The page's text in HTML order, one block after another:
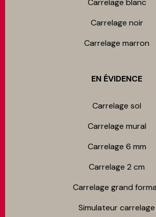
Carrelage blanc
Carrelage noir
Carrelage marron
EN ÉVIDENCE
Carrelage sol
Carrelage mur​al
Carrelage 6 mm
Carrelage 2 cm
Carrelage grand
Simulateur carrelage